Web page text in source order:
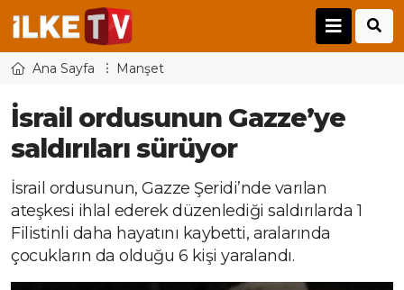
Ana Sayfa Manşet
İsrail ordusunun Gazze’ye
saldırıları sürüyor
İsrail ordusunun, Gazze Şeridi’nde varılan
ateşkesi ihlal ederek düzenlediği saldırılarda 1
Filistinli daha hayatını kaybetti, aralarında
çocukların da olduğu 6 kişi yaralandı.